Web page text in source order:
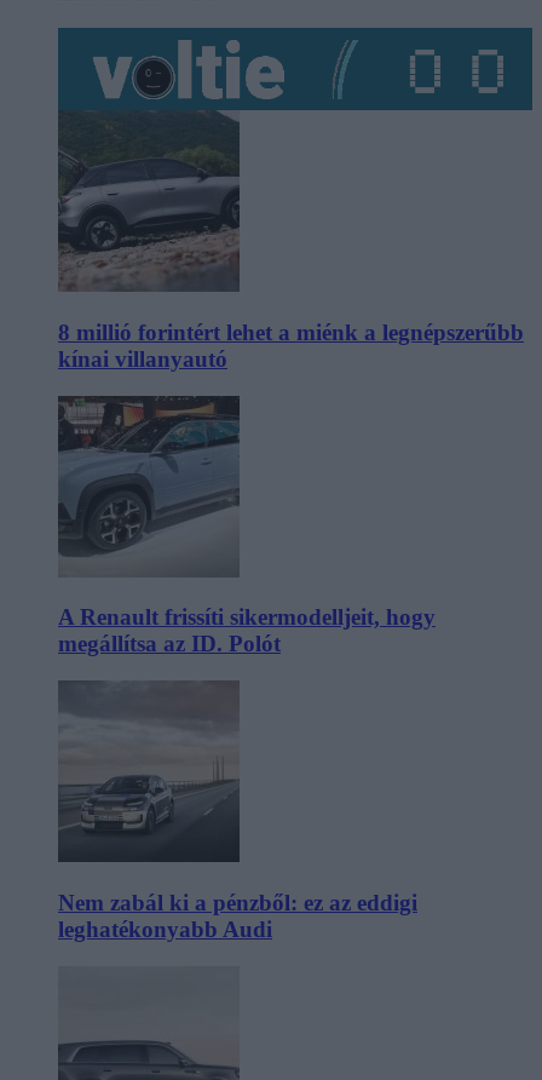
8 millió forintért lehet a miénk a legnépszerűbb
kínai villanyautó
A Renault frissíti sikermodelljeit, hogy
megállítsa az ID. Polót
Nem zabál ki a pénzből: ez az eddigi
leghatékonyabb Audi